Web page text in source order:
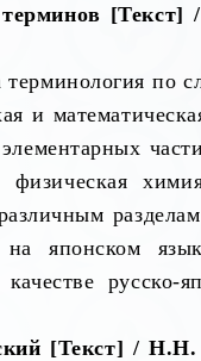
терминов
по
и
на японском
русско-
[Текст] /